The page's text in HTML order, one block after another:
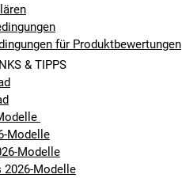
für Produktbewertungen
& TIPPS
Modelle
Modelle
2026-Modelle